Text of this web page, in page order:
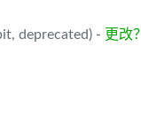
deprecated) - 更改？